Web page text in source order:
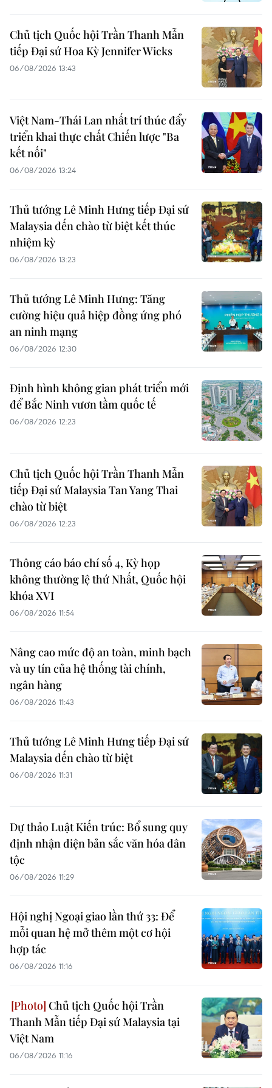
Chủ tịch Quốc hội Trần Thanh Mẫn
tiếp Đại sứ Hoa Kỳ Jennifer Wicks
06/08/2026 13:43
Việt Nam-Thái Lan nhất trí thúc đẩy
triển khai thực chất Chiến lược "Ba
kết nối"
06/08/2026 13:24
Thủ tướng Lê Minh Hưng tiếp Đại sứ
Malaysia đến chào từ biệt kết thúc
nhiệm kỳ
06/08/2026 13:23
Thủ tướng Lê Minh Hưng: Tăng
cường hiệu quả hiệp đồng ứng phó
an ninh mạng
06/08/2026 12:30
Định hình không gian phát triển mới
để Bắc Ninh vươn tầm quốc tế
06/08/2026 12:23
Chủ tịch Quốc hội Trần Thanh Mẫn
tiếp Đại sứ Malaysia Tan Yang Thai
chào từ biệt
06/08/2026 12:23
Thông cáo báo chí số 4, Kỳ họp
không thường lệ thứ Nhất, Quốc hội
khóa XVI
06/08/2026 11:54
Nâng cao mức độ an toàn, minh bạch
và uy tín của hệ thống tài chính,
ngân hàng
06/08/2026 11:43
Thủ tướng Lê Minh Hưng tiếp Đại sứ
Malaysia đến chào từ biệt
06/08/2026 11:31
Dự thảo Luật Kiến trúc: Bổ sung quy
định nhận diện bản sắc văn hóa dân
tộc
06/08/2026 11:29
Hội nghị Ngoại giao lần thứ 33: Để
mỗi quan hệ mở thêm một cơ hội
hợp tác
06/08/2026 11:16
Chủ tịch Quốc hội Trần
Thanh Mẫn tiếp Đại sứ Malaysia tại
Việt Nam
06/08/2026 11:16